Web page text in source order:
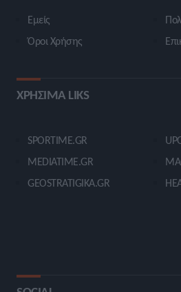
Εμείς
Όροι Χρήσης
ΧΡΗΣΙΜΑ LIKS
SPORTIME.GR
MEDIATIME.GR
GEOSTRATIGIKA.GR